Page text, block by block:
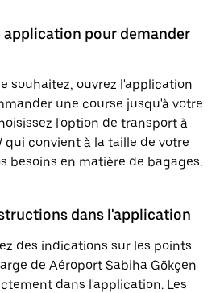
application pour demander
souhaitez, ouvrez l'application
une course jusqu'à votre
l'option de transport à
qui convient à la taille de votre
besoins en matière de bagages.
dans l'application
des indications sur les points
de Aéroport Sabiha Gökçen
dans l'application. Les